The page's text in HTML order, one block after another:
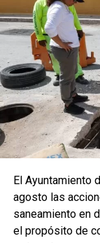
El Ayuntamiento
agosto las
saneamiento en
el propósito de